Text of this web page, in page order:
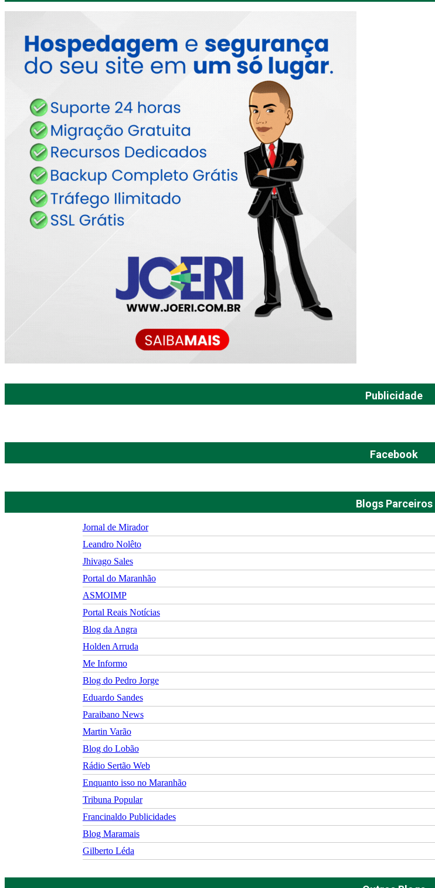
Publicidade
Facebook
Blogs Parceiros
Jornal de Mirador
Leandro Nolêto
Jhivago Sales
Portal do Maranhão
ASMOIMP
Portal Reais Notí­cias
Blog da Angra
Holden Arruda
Me Informo
Blog do Pedro Jorge
Eduardo Sandes
Paraibano News
Martin Varão
Blog do Lobão
Rádio Sertão Web
Enquanto isso no Maranhão
Tribuna Popular
Francinaldo Publicidades
Blog Maramais
Gilberto Léda